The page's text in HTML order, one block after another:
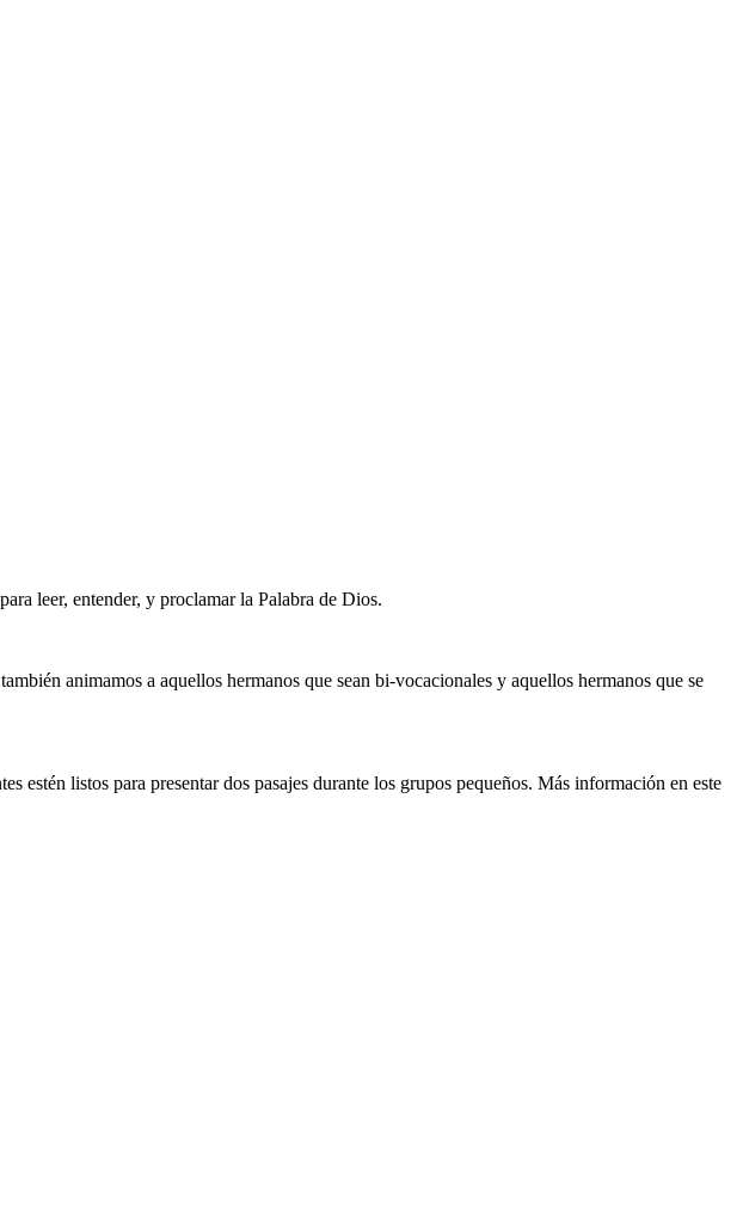
leer, entender, y proclamar la Palabra de Dios.
animamos a aquellos hermanos que sean bi-vocacionales y aquellos hermanos que se
estén listos para presentar dos pasajes durante los grupos pequeños. Más información en este